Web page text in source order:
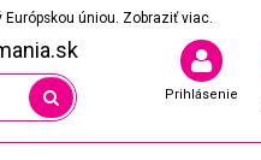
úniou. Zobraziť viac.
Prihlásenie